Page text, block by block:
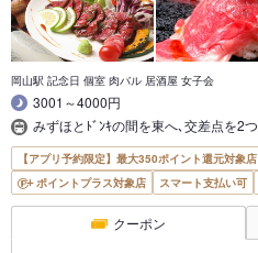
岡山駅 記念日 個室 肉バル 居酒屋 女子会
3001～4000円
みずほとﾄﾞﾝｷの間を東へ､交差点を2
【アプリ予約限定】最大350ポイント還元対象店
ポイントプラス対象店
スマート支払い可
クーポン